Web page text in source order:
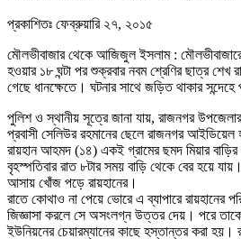
প্রকাশিতঃ ফেব্রুয়ারি ২৭, ২০১৫
মৌলভীবাজার থেকে আজিজুল ইসলাম :
হওয়ার ১৮ ঘন্টা পর শুক্রবার নবম শ্রেণির ছাত্র শেখ
গেছে ধানক্ষেতে। ঘটনার সাথে জড়িত থাকার
পুলিশ ও স্থানীয় সূত্রে জানা যায়, রাজনগর উপজেলার
প্রবাসী সেলিউর রহমানের ছেলে রাজনগর
রায়হান আহমদ (১৪) একই গ্রামের ছমদ মিয়ার
বৃহস্পতিবার রাত ৮টার সময় বাড়ি থেকে বের হয়ে
আসায় খোঁজ পড়ে রায়হানের।
রাতে কোথাও না পেয়ে ভোরে এ ব্যাপারে রায়হানের
জিজ্ঞাসা করলে সে অসংলগ্ন উত্তর দেয়। পরে
ইউনিয়নের চেয়ারম্যানের কাছে হস্তান্তর করা